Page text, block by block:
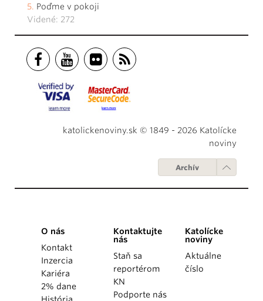
Poďme v pokoji
Videné: 272
katolickenoviny.sk © 1849 - 2026 Katolícke
noviny
Archív
O nás
Kontakt
Inzercia
Kariéra
2% dane
Kontaktujte
nás
Staň sa
reportérom
KN
Podporte nás
Katolícke
noviny
Aktuálne
číslo